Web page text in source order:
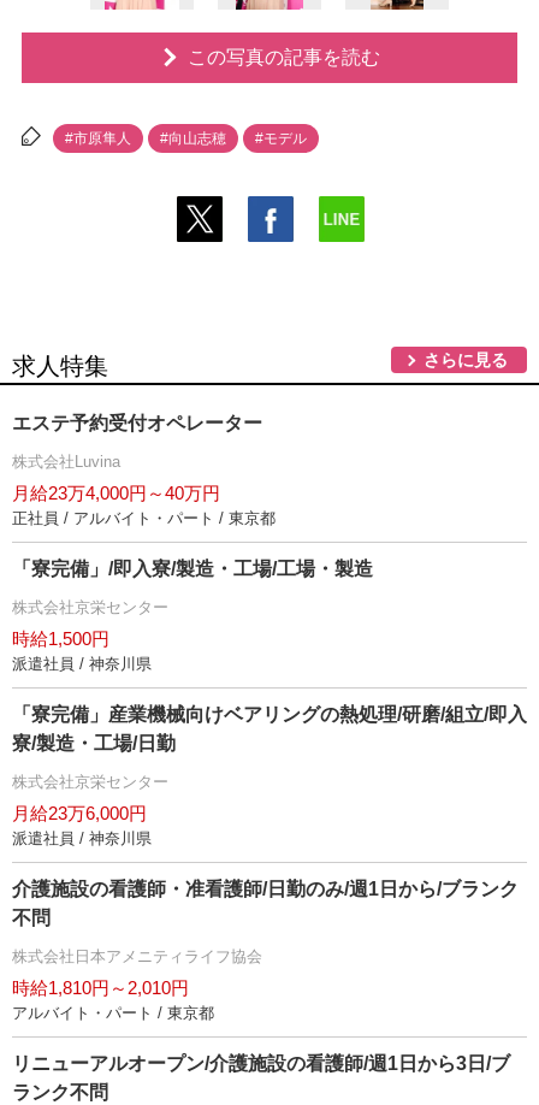
この写真の記事を読む
#市原隼人 #向山志穂 #モデル
求人特集 さらに見る
エステ予約受付オペレーター
株式会社Luvina
月給23万4,000円～40万円
正社員 / アルバイト・パート / 東京都
「寮完備」/即入寮/製造・工場/工場・製造
株式会社京栄センター
時給1,500円
派遣社員 / 神奈川県
「寮完備」産業機械向けベアリングの熱処理/研磨/組立/即入
寮/製造・工場/日勤
株式会社京栄センター
月給23万6,000円
派遣社員 / 神奈川県
介護施設の看護師・准看護師/日勤のみ/週1日から/ブランク
不問
株式会社日本アメニティライフ協会
時給1,810円～2,010円
アルバイト・パート / 東京都
リニューアルオープン/介護施設の看護師/週1日から3日/ブ
ランク不問